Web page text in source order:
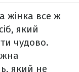
жінка все ж
який
чудово.
який не